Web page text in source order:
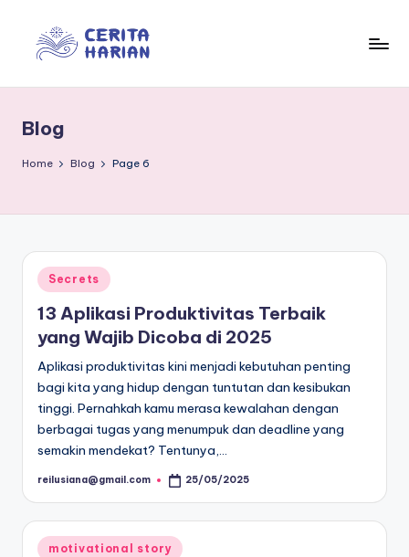
o
r
d
ia
for
Everyday
Life”
Blog
Home Blog Page 6
Posted
in
Secrets
13 Aplikasi Produktivitas Terbaik
yang Wajib Dicoba di 2025
Aplikasi produktivitas kini menjadi kebutuhan penting
bagi kita yang hidup dengan tuntutan dan kesibukan
tinggi. Pernahkah kamu merasa kewalahan dengan
berbagai tugas yang menumpuk dan deadline yang
semakin mendekat? Tentunya,…
Posted
reilusiana@gmail.com 25/05/2025
Posted
motivational story